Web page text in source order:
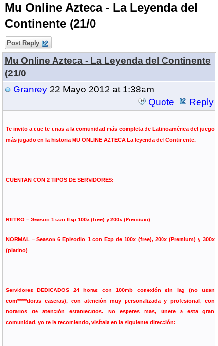
Mu Online Azteca - La Leyenda del
Continente (21/0
Post Reply
Mu Online Azteca - La Leyenda del Continente
(21/0
Granrey22 Mayo 2012 at 1:38am
Quote
Reply
Te invito a que te unas a la comunidad más completa de Latinoamérica del juego
más jugado en la historia MU ONLINE AZTECA La leyenda del Continente.
CUENTAN CON 2 TIPOS DE SERVIDORES:
RETRO = Season 1 con Exp 100x (free) y 200x (Premium)
NORMAL = Season 6 Episodio 1 con Exp de 100x (free), 200x (Premium) y 300x
(platino)
Servidores DEDICADOS 24 horas con 100mb conexión sin lag (no usan
com*****doras caseras), con atención muy personalizada y profesional, con
horarios de atención establecidos. No esperes mas, únete a esta gran
comunidad, yo te la recomiendo, visítala en la siguiente dirección: